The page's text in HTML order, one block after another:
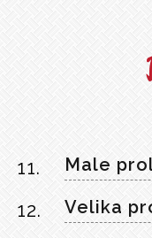
11. Male
12. Velika